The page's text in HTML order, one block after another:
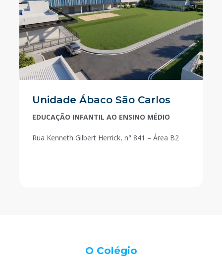
Unidade Ábaco São Carlos
EDUCAÇÃO INFANTIL AO ENSINO MÉDIO
Rua Kenneth Gilbert Herrick, n° 841 – Área B2
O Colégio